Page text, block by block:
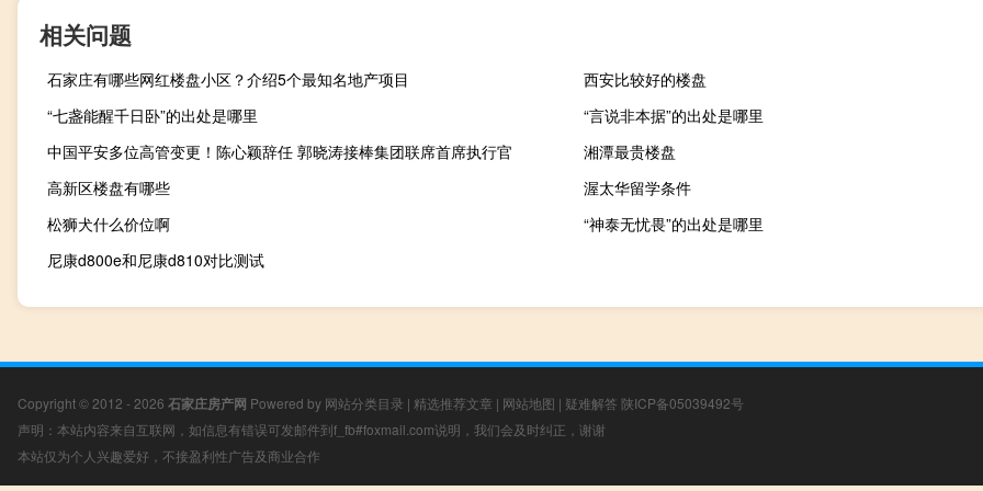
相关问题
石家庄有哪些网红楼盘小区？介绍5个最知名地产项目
西安比较好的楼盘
“七盏能醒千日卧”的出处是哪里
“言说非本据”的出处是哪里
中国平安多位高管变更！陈心颖辞任 郭晓涛接棒集团联席首席执行官
湘潭最贵楼盘
高新区楼盘有哪些
渥太华留学条件
松狮犬什么价位啊
“神泰无忧畏”的出处是哪里
尼康d800e和尼康d810对比测试
Copyright © 2012 - 2026 石家庄房产网 Powered by 网站分类目录 | 精选推荐文章 | 网站地图 | 疑难解答 陕ICP备05039492号
声明：本站内容来自互联网，如信息有错误可发邮件到f_fb#foxmail.com说明，我们会及时纠正，谢谢
本站仅为个人兴趣爱好，不接盈利性广告及商业合作